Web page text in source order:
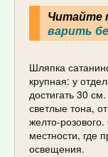
Читайте
варить
Шляпка
крупная: у
достигать 30
светлые тона,
желто-
местности, где
освещения.